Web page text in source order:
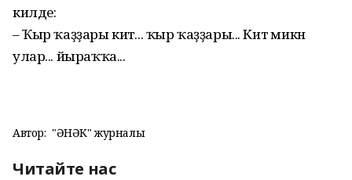
килде:
– Ҡыр ҡаҙҙары китә... ҡыр ҡаҙҙары... Китә микән
улар... йыраҡҡа...
Автор: "ҺӘНӘК" журналы
Читайте нас